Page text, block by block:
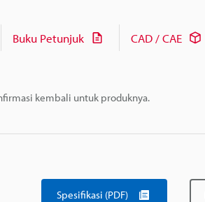
kembali untuk produknya.
Buku Petunjuk CAD / CAE
Spesifikasi (PDF)